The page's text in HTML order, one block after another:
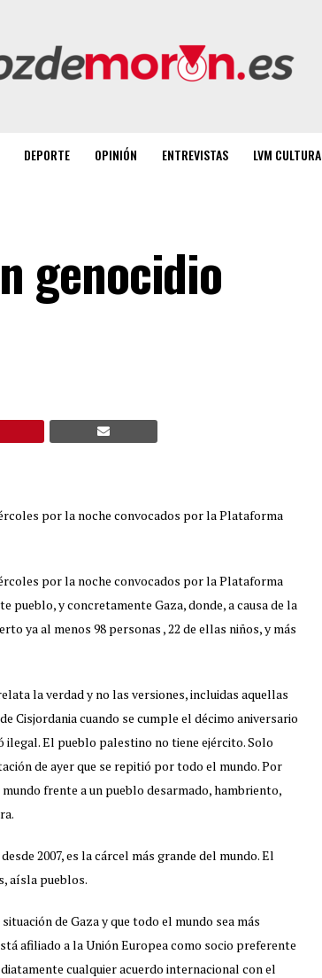
DEPORTE OPINIÓN ENTREVISTAS LVM CULTURA
genocidio
por la noche convocados por la Plataforma
por la noche convocados por la Plataforma
pueblo, y concretamente Gaza, donde, a causa de la
ya al menos 98 personas , 22 de ellas niños, y más
la verdad y no las versiones, incluidas aquellas
Cisjordania cuando se cumple el décimo aniversario
ilegal. El pueblo palestino no tiene ejército. Solo
de ayer que se repitió por todo el mundo. Por
frente a un pueblo desarmado, hambriento,
2007, es la cárcel más grande del mundo. El
aísla pueblos.
de Gaza y que todo el mundo sea más
afiliado a la Unión Europea como socio preferente
cualquier acuerdo internacional con el